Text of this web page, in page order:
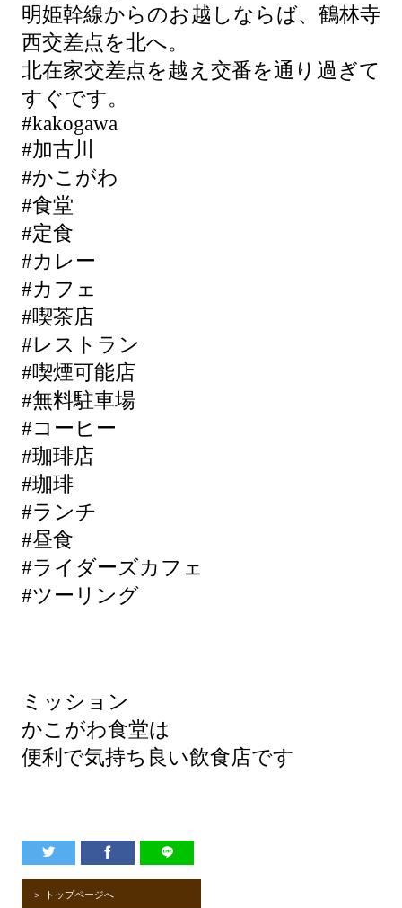
明姫幹線からのお越しならば、鶴林寺
西交差点を北へ。
北在家交差点を越え交番を通り過ぎて
すぐです。
#kakogawa
#加古川
#かこがわ
#食堂
#定食
#カレー
#カフェ
#喫茶店
#レストラン
#喫煙可能店
#無料駐車場
#コーヒー
#珈琲店
#珈琲
#ランチ
#昼食
#ライダーズカフェ
#ツーリング
ミッション
かこがわ食堂は
便利で気持ち良い飲食店です
＞ トップページへ